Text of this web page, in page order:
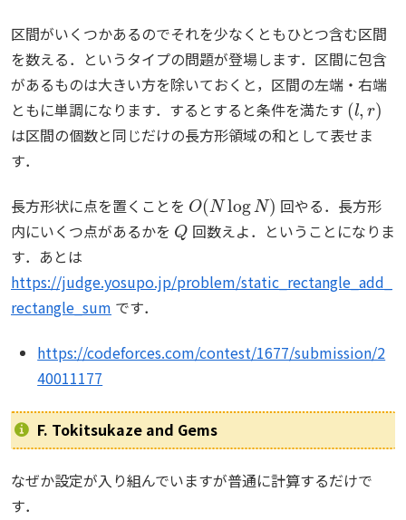
区間がいくつかあるのでそれを少なくともひとつ含む区間
を数える．というタイプの問題が登場します．区間に包含
があるものは大きい方を除いておくと，区間の左端・右端
ともに単調になります．するとすると条件を満たす
( l,r)
は区間の個数と同じだけの長方形領域の和として表せま
す．
長方形状に点を置くことを
(N
回やる．長方形
内にいくつ点があるかを
Q
回数えよ．ということになりま
す．あとは
https://judge.yosupo.jp/problem/static_rectangle_add_
rectangle_sum です．
https://codeforces.com/contest/1677/submission/2
40011177
F. Tokitsukaze and Gems
なぜか設定が入り組んでいますが普通に計算するだけで
す．